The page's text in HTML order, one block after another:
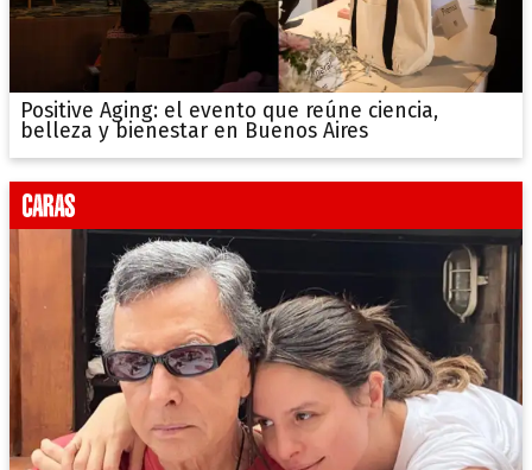
Positive Aging: el evento que reúne ciencia,
belleza y bienestar en Buenos Aires